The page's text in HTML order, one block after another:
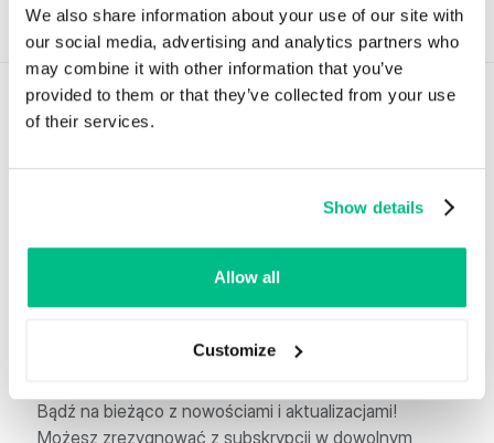
We also share information about your use of our site with
our social media, advertising and analytics partners who
may combine it with other information that you’ve
provided to them or that they’ve collected from your use
of their services.
Show details
Allow all
Customize
Wyjątkowe historie zaczynają się od danych.
Bądź na bieżąco z nowościami i aktualizacjami!
Możesz zrezygnować z subskrypcji w dowolnym